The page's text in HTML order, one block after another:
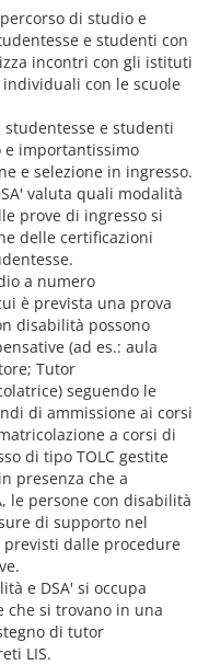
di studio e
e studenti con
incontri con gli istituti
con le scuole
studentesse e studenti
e importantissimo
e selezione in ingresso.
valuta quali modalità
prove di ingresso si
delle certificazioni
a numero
è prevista una prova
disabilità possono
(ad es.: aula
Tutor
seguendo le
di ammissione ai corsi
a corsi di
di tipo TOLC gestite
presenza che a
le persone con disabilità
di supporto nel
dalle procedure
e DSA' si occupa
che si trovano in una
di tutor
LIS.